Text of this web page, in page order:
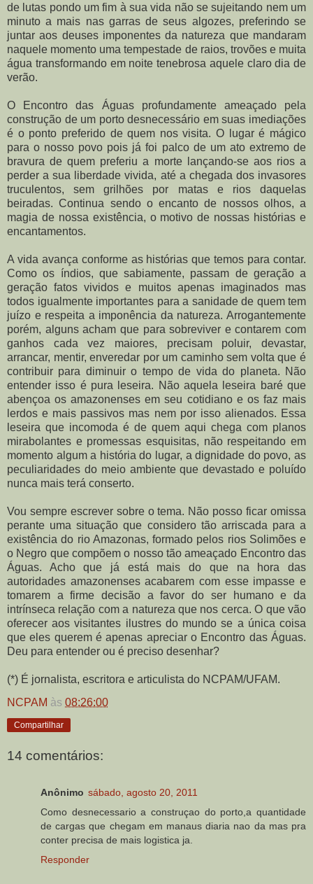
de lutas pondo um fim à sua vida não se sujeitando nem um
minuto a mais nas garras de seus algozes, preferindo se
juntar aos deuses imponentes da natureza que mandaram
naquele momento uma tempestade de raios, trovões e muita
água transformando em noite tenebrosa aquele claro dia de
verão.
O Encontro das Águas profundamente ameaçado pela
construção de um porto desnecessário em suas imediações
é o ponto preferido de quem nos visita. O lugar é mágico
para o nosso povo pois já foi palco de um ato extremo de
bravura de quem preferiu a morte lançando-se aos rios a
perder a sua liberdade vivida, até a chegada dos invasores
truculentos, sem grilhões por matas e rios daquelas
beiradas. Continua sendo o encanto de nossos olhos, a
magia de nossa existência, o motivo de nossas histórias e
encantamentos.
A vida avança conforme as histórias que temos para contar.
Como os índios, que sabiamente, passam de geração a
geração fatos vividos e muitos apenas imaginados mas
todos igualmente importantes para a sanidade de quem tem
juízo e respeita a imponência da natureza. Arrogantemente
porém, alguns acham que para sobreviver e contarem com
ganhos cada vez maiores, precisam poluir, devastar,
arrancar, mentir, enveredar por um caminho sem volta que é
contribuir para diminuir o tempo de vida do planeta. Não
entender isso é pura leseira. Não aquela leseira baré que
abençoa os amazonenses em seu cotidiano e os faz mais
lerdos e mais passivos mas nem por isso alienados. Essa
leseira que incomoda é de quem aqui chega com planos
mirabolantes e promessas esquisitas, não respeitando em
momento algum a história do lugar, a dignidade do povo, as
peculiaridades do meio ambiente que devastado e poluído
nunca mais terá conserto.
Vou sempre escrever sobre o tema. Não posso ficar omissa
perante uma situação que considero tão arriscada para a
existência do rio Amazonas, formado pelos rios Solimões e
o Negro que compõem o nosso tão ameaçado Encontro das
Águas. Acho que já está mais do que na hora das
autoridades amazonenses acabarem com esse impasse e
tomarem a firme decisão a favor do ser humano e da
intrínseca relação com a natureza que nos cerca. O que vão
oferecer aos visitantes ilustres do mundo se a única coisa
que eles querem é apenas apreciar o Encontro das Águas.
Deu para entender ou é preciso desenhar?
(*) É jornalista, escritora e articulista do NCPAM/UFAM.
NCPAM às 08:26:00
Compartilhar
14 comentários:
Anônimo sábado, agosto 20, 2011
Como desnecessario a construçao do porto,a quantidade
de cargas que chegam em manaus diaria nao da mas pra
conter precisa de mais logistica ja.
Responder